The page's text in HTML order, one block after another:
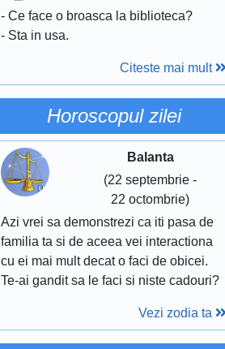
- Ce face o broasca la biblioteca?
- Sta in usa.
Citeste mai mult
Horoscopul zilei
Balanta
(22 septembrie -
22 octombrie)
Azi vrei sa demonstrezi ca iti pasa de
familia ta si de aceea vei interactiona
cu ei mai mult decat o faci de obicei.
Te-ai gandit sa le faci si niste cadouri?
Vezi zodia ta